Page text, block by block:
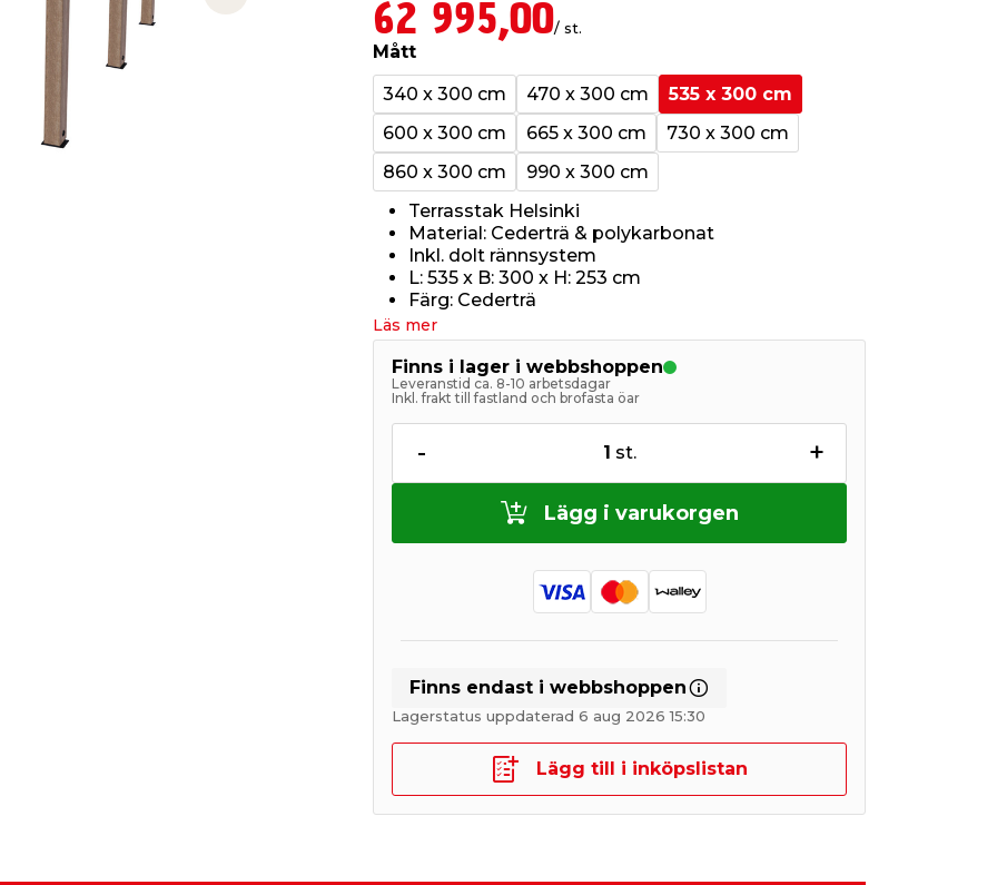
Next slide 62 995,00/ st.
Mått
340 x 300 cm
470 x 300 cm
535 x 300 cm
600 x 300 cm
665 x 300 cm
730 x 300 cm
860 x 300 cm
990 x 300 cm
Terrasstak Helsinki
Material: Cederträ & polykarbonat
Inkl. dolt rännsystem
L: 535 x B: 300 x H: 253 cm
Färg: Cederträ
Läs mer
Finns i lager i webbshoppen
Leveranstid ca. 8-10 arbetsdagar
Inkl. frakt till fastland och brofasta öar
- 1 st. +
Lägg i varukorgen
Finns endast i webbshoppen
Lagerstatus uppdaterad 6 aug 2026 15:30
Lägg till i inköpslistan